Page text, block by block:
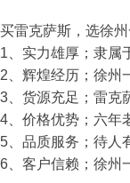
买雷克萨斯，选徐
1、实力雄厚；隶属
2、辉煌经历；徐州
3、货源充足；雷克
4、价格优势；六年
5、品质服务；待人
6、客户信赖；徐州